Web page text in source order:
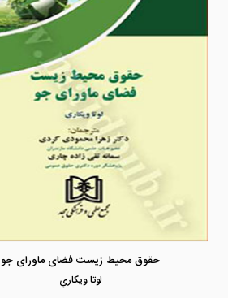
حقوق محیط زیست فضای ماورای جو
لوتا ويكاري